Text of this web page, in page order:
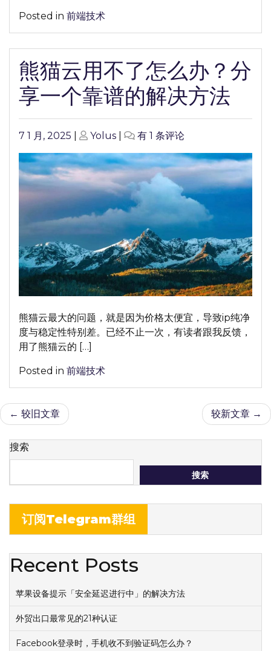
方
法
Posted in 前端技术
熊猫云用不了怎么办？分
享一个靠谱的解决方法
Posted
7 1 月, 2025
Posted
Yolus
熊
云
用
不
了
怎
么
办？
分
享
一
靠
谱
有 1 条评论
熊猫云最大的问题，就是因为价格太便宜，导致ip纯净
度与稳定性特别差。已经不止一次，有读者跟我反馈，
用了熊猫云的 […]
Posted in 前端技术
文
章
导
航
较旧文章 较新文章
搜索
搜索
订阅Telegram群组
Recent Posts
苹果设备提示「安全延迟进行中」的解决方法
外贸出口最常见的21种认证
Facebook登录时，手机收不到验证码怎么办？